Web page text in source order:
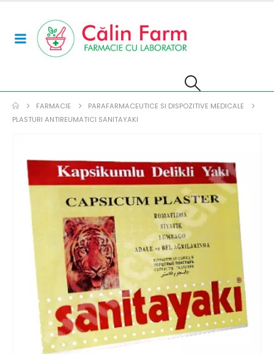
FARMACIE
PARAFARMACEUTICE SI DISPOZITIVE MEDICALE
PLASTURI ANTIREUMATICI SANITAYAKI